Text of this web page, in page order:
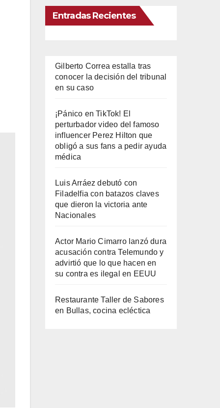
Entradas Recientes
Gilberto Correa estalla tras
conocer la decisión del tribunal
en su caso
¡Pánico en TikTok! El
perturbador video del famoso
influencer Perez Hilton que
obligó a sus fans a pedir ayuda
médica
Luis Arráez debutó con
Filadelfia con batazos claves
que dieron la victoria ante
Nacionales
Actor Mario Cimarro lanzó dura
acusación contra Telemundo y
advirtió que lo que hacen en
su contra es ilegal en EEUU
Restaurante Taller de Sabores
en Bullas, cocina ecléctica